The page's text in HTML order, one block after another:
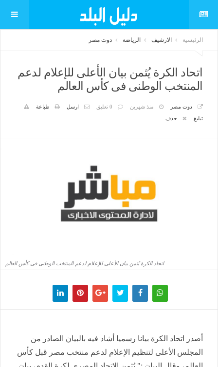
الرئيسية الارشيف الرياضة دوت مصر
اتحاد الكرة يُثمن بيان الأعلى للإعلام لدعم
المنتخب الوطنى فى كأس العالم
دوت مصر منذ شهرين 0 تعليق ارسل
طباعة
تبليغ
حذف
اتحاد الكرة يُثمن بيان الأعلى للإعلام لدعم المنتخب الوطنى فى كأس العالم
أصدر اتحاد الكرة بيانا رسميا أشاد فيه بالبيان الصادر من
المجلس الأعلى لتنظيم الإعلام لدعم منتخب مصر قبل كأس